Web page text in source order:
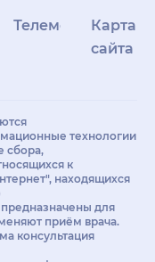
Телемедицина
Карта
сайта
технологии
сбора,
к
находящихся
для
приём врача.
консультация